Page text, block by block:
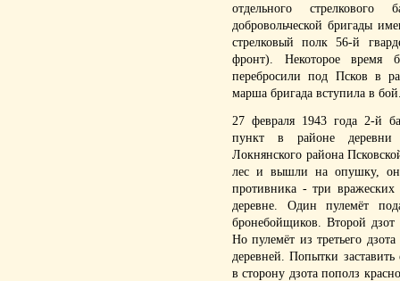
отдельного стрелкового
добровольческой бригады
стрелковый полк 56-й
фронт). Некоторое время
перебросили под Псков в
марша бригада вступила в
27 февраля 1943 года 2-й
пункт в районе деревни
Локнянского района
лес и вышли на опушку,
противника - три вражеских
деревне. Один пулемёт
бронебойщиков. Второй
Но пулемёт из третьего
деревней. Попытки заставить
в сторону дзота пополз